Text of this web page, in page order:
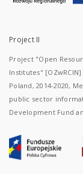
Project II
Project "Open
Institutes"
Poland, 2014-2020,
public sector
Development Fund